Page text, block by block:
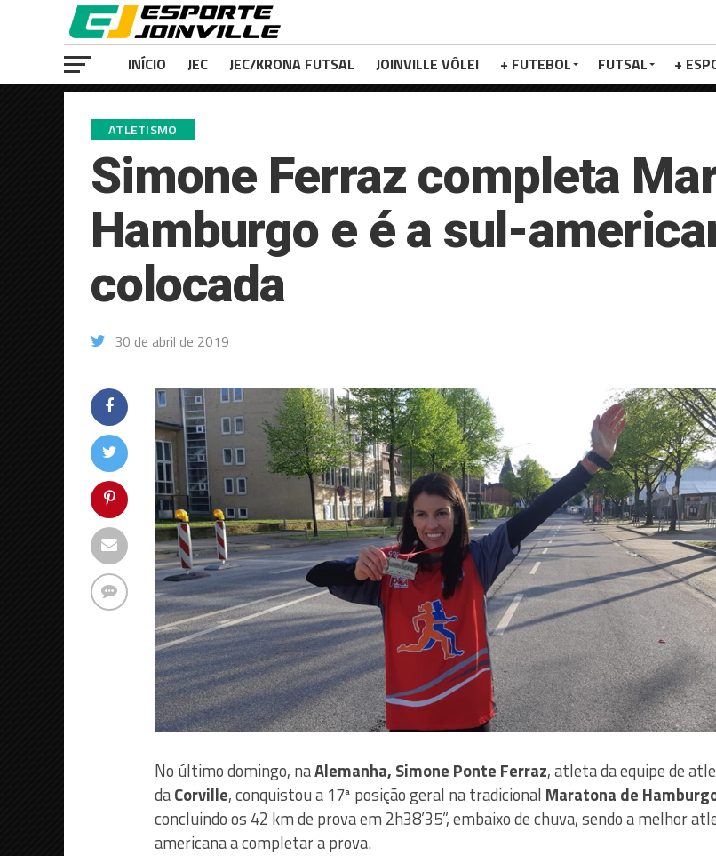
INÍCIO JEC JEC/KRONA FUTSAL JOINVILLE VÔLEI + FUTEBOL FUTSAL +
ATLETISMO
Simone Ferraz completa
Hamburgo e é a sul-
colocada
30 de abril de 2019
No último domingo, naAlemanha, Simone Ponte Ferraz, atleta da equipe de
daCorville, conquistou a 17ª posição geral na tradicional Maratona de
concluindo os 42 km de prova em 2h38’35”,embaixo de chuva, sendo a melhor
americana a completar a prova.